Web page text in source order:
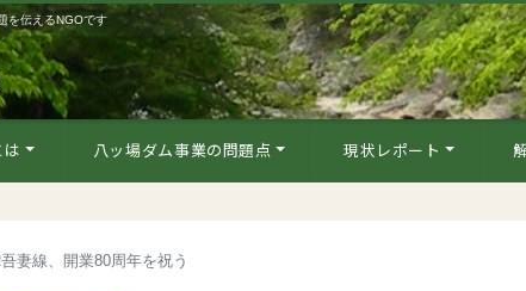
を伝えるNGOです
八ッ場ダム事業の問題点 現状レポート
妻線、開業80周年を祝う